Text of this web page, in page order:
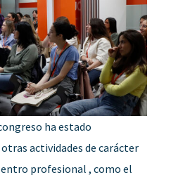
ha estado
actividades de carácter
profesional , como el